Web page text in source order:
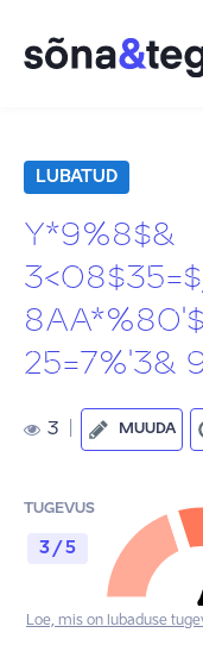
LUBATUD
Y*9%8$&
25=7%'3&
3 MUUDA
TUGEVUS
3 / 5
Loe, mis on lubaduse